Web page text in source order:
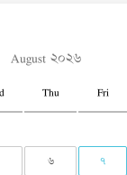
August ২০২৬
Thu Fri
৬ ৭